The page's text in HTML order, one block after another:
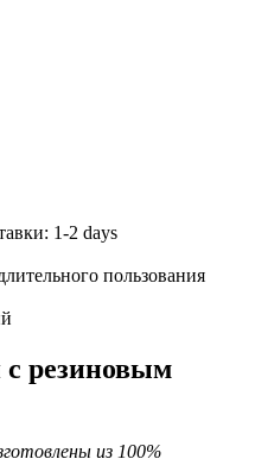
1-2 days
пользования
резиновым
из 100%